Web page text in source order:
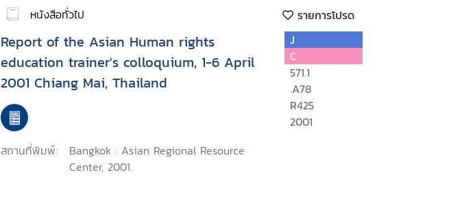
หนังสือทั่วไป รายการโปรด
Report of the Asian Human rights
education trainer's colloquium, 1-6 April
2001 Chiang Mai, Thailand
สถานที่พิมพ์:
Bangkok : Asian Regional Resource
Center, 2001.
J
C
571.1
.A78
R425
2001